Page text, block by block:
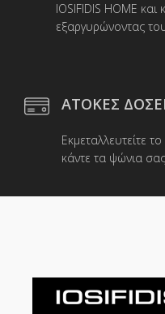
IOSIFIDIS HOME
εξαργυρώνοντας
ΑΤΟΚΕΣ
Εκμεταλλευτείτε
κάντε τα ψώνια